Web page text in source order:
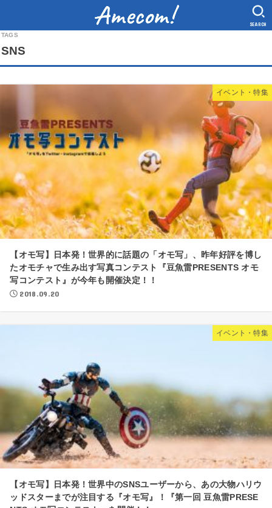
SEARCH
SNS
イベント・特集
【オモ写】日本発！世界的に話題の「オモ写」、昨年好評を博し
たオモチャで生み出す写真コンテスト『豆魚雷PRESENTS オモ
写コンテスト』が今年も開催決定！！
2018.09.20
イベント・特集
【オモ写】日本発！世界中のSNSユーザーから、あの大物ハリウ
ッドスターまでが注目する『オモ写』！『第一回 豆魚雷PRESE